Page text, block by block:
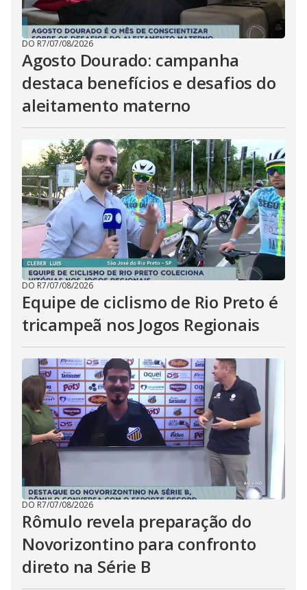
DO R7/07/08/2026
Agosto Dourado: campanha
destaca benefícios e desafios do
aleitamento materno
DO R7/07/08/2026
Equipe de ciclismo de Rio Preto é
tricampeã nos Jogos Regionais
DO R7/07/08/2026
Rômulo revela preparação do
Novorizontino para confronto
direto na Série B